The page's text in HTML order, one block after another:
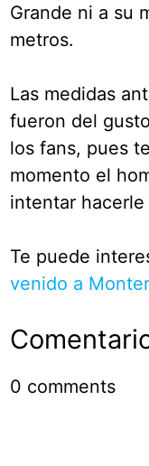
Grande ni a su
metros.
Las medidas
fueron del
los fans, pues
momento el
intentar hacerle
Te puede
venido a
0 comments